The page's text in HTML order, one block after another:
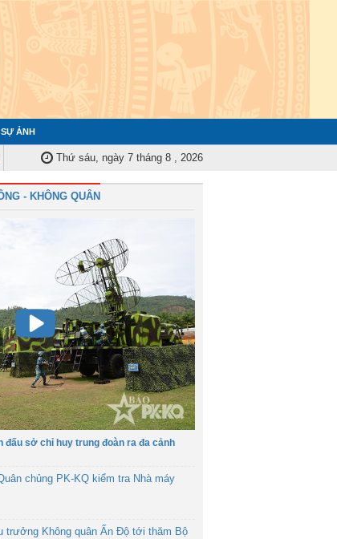
ẢNH
tập huấn nghiệp vụ công tác kiểm tra, giám sát năm 2025
Thứ sáu, ngày 7 tháng 8 , 2026
- KHÔNG QUÂN
đấu sở chỉ huy trung đoàn ra đa cảnh
chủng PK-KQ kiểm tra Nhà máy
trưởng Không quân Ấn Độ tới thăm Bộ